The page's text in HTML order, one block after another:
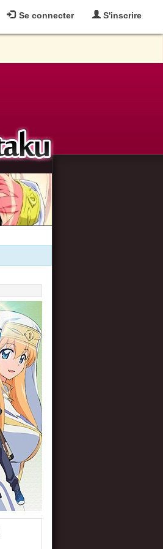
Se connecter S'inscrire